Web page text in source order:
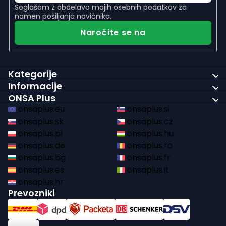
Soglašam z obdelavo mojih osebnih podatkov za
namen pošiljanja novičnika.
Naročite se na
Kategorije
Informacije
ONSA Plus
onsaplus.eu
onsaplus.si
onsaplus.sk
onsaplus.cz
onsaplus.pl
onsaplus.hu
onsaplus.de
onsaplus.ro
onsaplus.bg
onsaplus.fr
onsaplus.es
onsaplus.it
onsaplus.hr
Prevozniki